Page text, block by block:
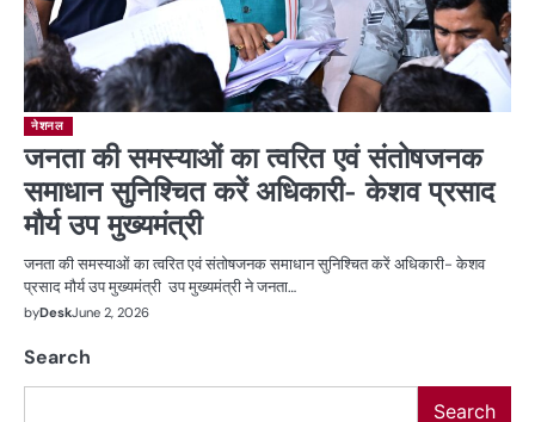
नेशनल
जनता की समस्याओं का त्वरित एवं संतोषजनक
समाधान सुनिश्चित करें अधिकारी- केशव प्रसाद
मौर्य उप मुख्यमंत्री
जनता की समस्याओं का त्वरित एवं संतोषजनक समाधान सुनिश्चित करें अधिकारी- केशव
प्रसाद मौर्य उप मुख्यमंत्री उप मुख्यमंत्री ने जनता…
byDeskJune 2, 2026
Search
Search